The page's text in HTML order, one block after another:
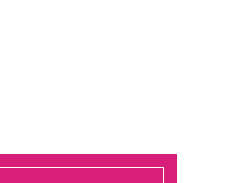
テルにて、総会